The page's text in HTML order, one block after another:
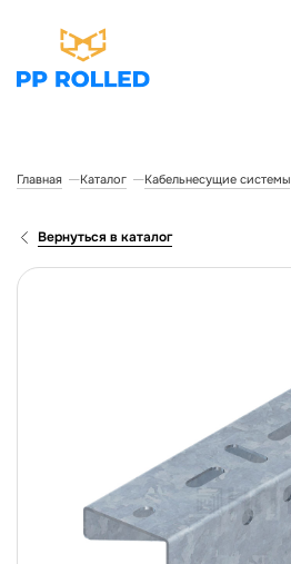
Главная Каталог Кабельнесущие системы
Вернуться в каталог